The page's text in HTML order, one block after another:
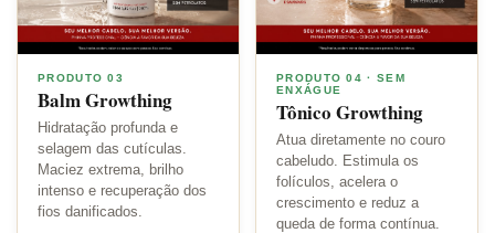
PRODUTO 03
Balm Growthing
Hidratação profunda e
selagem das cutículas.
Maciez extrema, brilho
intenso e recuperação dos
fios danificados.
PRODUTO 04 · SEM
ENXÁGUE
Tônico Growthing
Atua diretamente no couro
cabeludo. Estimula os
folículos, acelera o
crescimento e reduz a
queda de forma contínua.